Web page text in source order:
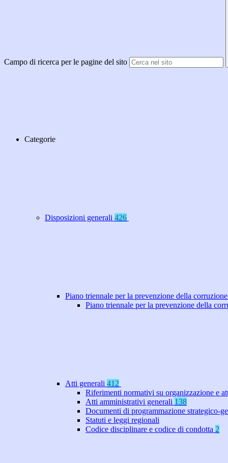
Campo di ricerca per le pagine del sito
Categorie
Disposizioni generali 426
Piano triennale per la prevenzione della
Piano triennale per la prevenzione della
Atti generali 412
Riferimenti normativi su organizzazione e
Atti amministrativi generali 138
Documenti di programmazione strategico-
Statuti e leggi regionali
Codice disciplinare e codice di condotta 2